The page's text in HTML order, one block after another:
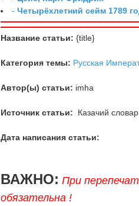
-Четырёхлетний сейм 1789
Название статьи: {title}
Категория темы: Русская
Автор(ы) статьи: imha
Источник статьи: Казачий
Дата написания статьи:
ВАЖНО: При
обязательна !